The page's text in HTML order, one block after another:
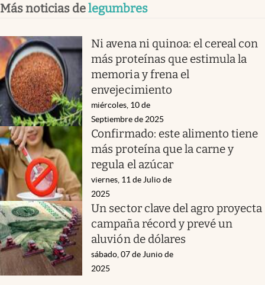
Más noticias delegumbres
Ni avena ni quinoa: el cereal con
más proteínas que estimula la
memoria y frena el
envejecimiento
miércoles, 10 de
Septiembre de 2025
Confirmado: este alimento tiene
más proteína que la carne y
regula el azúcar
viernes, 11 de Julio de
2025
Un sector clave del agro proyecta
campaña récord y prevé un
aluvión de dólares
sábado, 07 de Junio de
2025